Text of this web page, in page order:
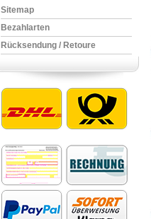
Sitemap
Bezahlarten
Rücksendung / Retoure